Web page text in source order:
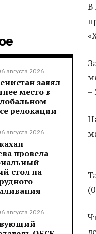
августа 2026
занял
место в
релокации
августа 2026
провела
стол на
августа 2026
В
–
—